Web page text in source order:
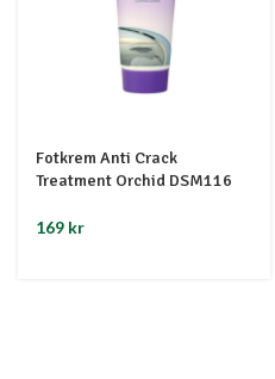
Fotkrem Anti Crack
Treatment Orchid DSM116
169 kr